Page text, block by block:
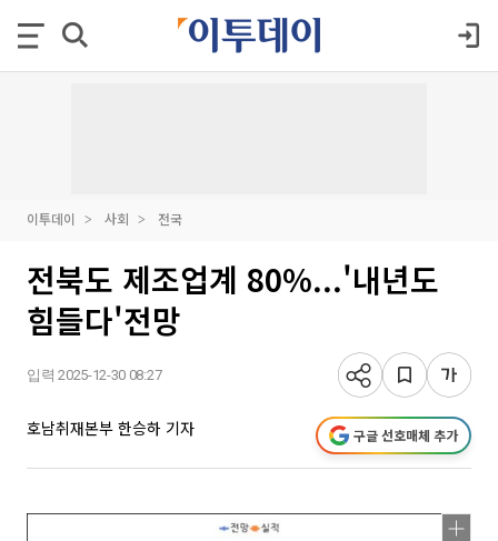
이투데이 사회 전국
전북도 제조업계 80%...'내년도
힘들다'전망
입력 2025-12-30 08:27
호남취재본부 한승하 기자 구글 선호매체 추가